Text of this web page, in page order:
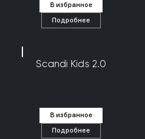
В избранное
Подробнее
Scandi Kids 2.0
В избранное
Подробнее